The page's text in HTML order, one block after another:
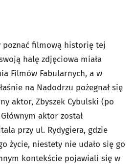
poznać filmową historię tej
halę zdjęciowa miała
Filmów Fabularnych, a w
na Nadodrzu pożegnał się
aktor, Zbyszek Cybulski (po
aktor został
przy ul. Rydygiera, gdzie
życie, niestety nie udało się go
kontekście pojawiali się w